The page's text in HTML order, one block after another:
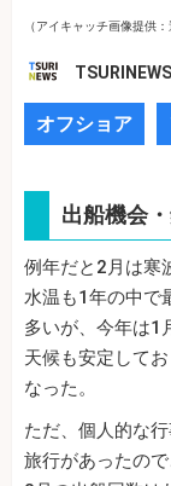
（アイキャッチ画像提供
オフショア
出船機会
例年だと2月は寒
水温も1年の中で
多いが、今年は1
天候も安定して
なった。
ただ、個人的な
旅行があったの